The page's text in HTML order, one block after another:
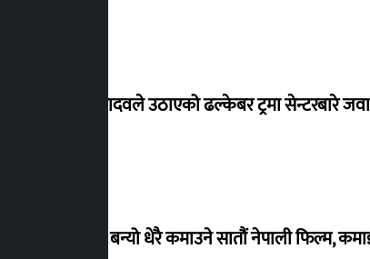
सांसद यादवले उठाएको ढल्केबर ट्रमा सेन्टरबारे
‘गौंथली’ बन्यो धेरै कमाउने सातौं नेपाली फिल्म,